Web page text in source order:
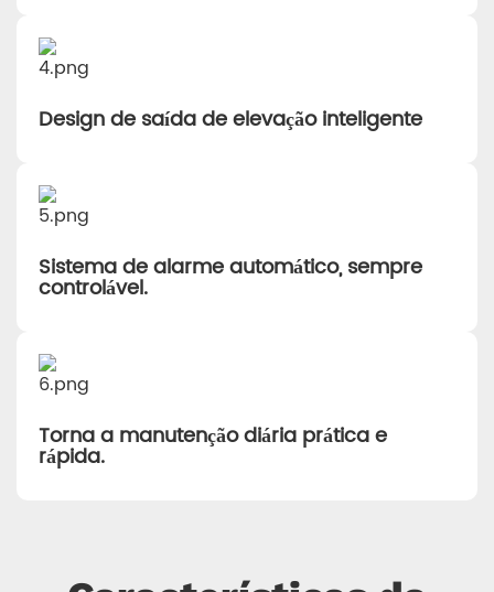
Design de saída de elevação inteligente
Sistema de alarme automático, sempre
controlável.
Torna a manutenção diária prática e
rápida.